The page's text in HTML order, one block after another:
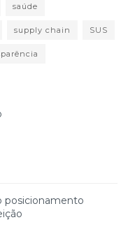
saúde
supply chain SUS
posicionamento